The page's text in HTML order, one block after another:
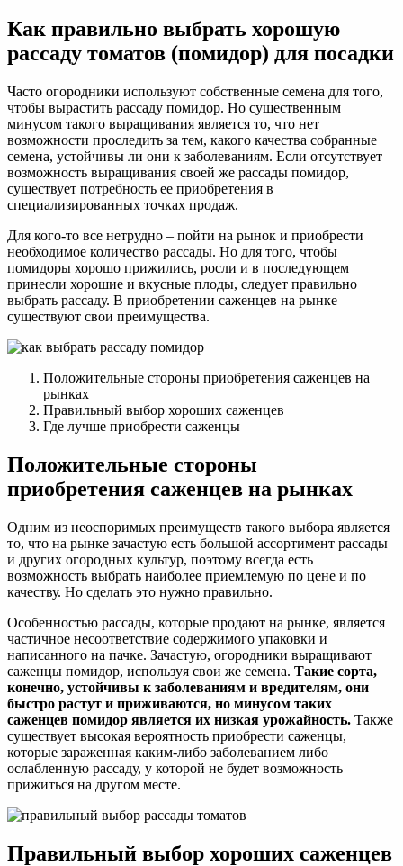
Как правильно выбрать хорошую
рассаду томатов (помидор) для посадки
Часто огородники используют собственные семена для того,
чтобы вырастить рассаду помидор. Но существенным
минусом такого выращивания является то, что нет
возможности проследить за тем, какого качества собранные
семена, устойчивы ли они к заболеваниям. Если отсутствует
возможность выращивания своей же рассады помидор,
существует потребность ее приобретения в
специализированных точках продаж.
Для кого-то все нетрудно – пойти на рынок и приобрести
необходимое количество рассады. Но для того, чтобы
помидоры хорошо прижились, росли и в последующем
принесли хорошие и вкусные плоды, следует правильно
выбрать рассаду. В приобретении саженцев на рынке
существуют свои преимущества.
Положительные стороны приобретения саженцев на
рынках
Правильный выбор хороших саженцев
Где лучше приобрести саженцы
Положительные стороны
приобретения саженцев на рынках
Одним из неоспоримых преимуществ такого выбора является
то, что на рынке зачастую есть большой ассортимент рассады
и других огородных культур, поэтому всегда есть
возможность выбрать наиболее приемлемую по цене и по
качеству. Но сделать это нужно правильно.
Особенностью рассады, которые продают на рынке, является
частичное несоответствие содержимого упаковки и
написанного на пачке. Зачастую, огородники выращивают
саженцы помидор, используя свои же семена. Такие сорта,
конечно, устойчивы к заболеваниям и вредителям, они
быстро растут и приживаются, но минусом таких
саженцев помидор является их низкая урожайность. Также
существует высокая вероятность приобрести саженцы,
которые зараженная каким-либо заболеванием либо
ослабленную рассаду, у которой не будет возможность
прижиться на другом месте.
Правильный выбор хороших саженцев